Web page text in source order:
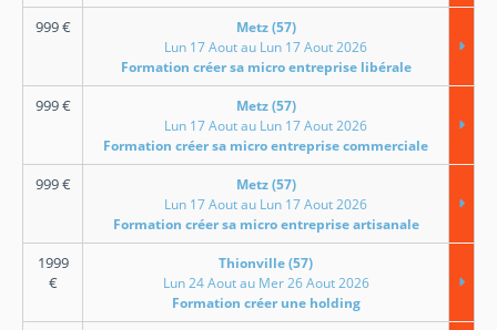
999€
Metz (57)
Lun 17 Aout au Lun 17 Aout 2026
Formation créer sa micro entreprise libérale
999€
Metz (57)
Lun 17 Aout au Lun 17 Aout 2026
Formation créer sa micro entreprise commerciale
999€
Metz (57)
Lun 17 Aout au Lun 17 Aout 2026
Formation créer sa micro entreprise artisanale
1999
€
Thionville (57)
Lun 24 Aout au Mer 26 Aout 2026
Formation créer une holding